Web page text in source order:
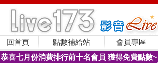
回首頁 點數補給站 會員專區
恭喜七月份消費排行前十名會員 獲得免費點數~